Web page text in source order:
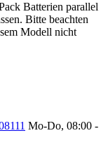
Batterien parallel
Bitte beachten
Modell nicht
Mo-Do, 08:00 -